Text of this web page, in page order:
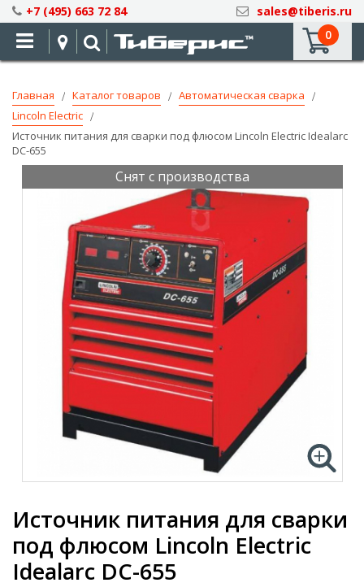
Skip
to
Content
+7 (495) 663 72 84
sales@tiberis.ru
0
Главная Каталог товаров
Автоматическая сварка
Lincoln Electric
Источник питания для сварки под флюсом Lincoln Electric Idealarc
DC-655
Источник питания для сварки
под флюсом Lincoln Electric
Idealarc DC-655
Снят с производства